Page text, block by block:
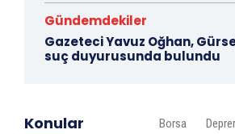
Gündemdekiler
Gazeteci Yavuz Oğhan,
suç duyurusunda bulundu
Konular Borsa